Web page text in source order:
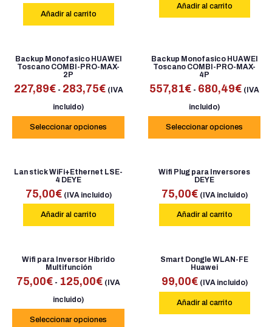
Añadir al carrito
Añadir al carrito
Backup Monofasico HUAWEI
Toscano COMBI-PRO-MAX-
2P
227,89€ - 283,75€ (IVA
incluido)
Seleccionar opciones
Backup Monofasico HUAWEI
Toscano COMBI-PRO-MAX-
4P
557,81€ - 680,49€ (IVA
incluido)
Seleccionar opciones
Lan stick WiFi+Ethernet LSE-
4 DEYE
75,00€ (IVA incluido)
Añadir al carrito
Wifi Plug para Inversores
DEYE
75,00€ (IVA incluido)
Añadir al carrito
Wifi para Inversor Híbrido
Multifunción
75,00€ - 125,00€ (IVA
incluido)
Seleccionar opciones
Smart Dongle WLAN-FE
Huawei
99,00€ (IVA incluido)
Añadir al carrito